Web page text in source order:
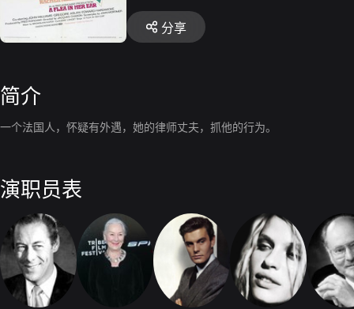
分享
简介
一个法国人，怀疑有外遇，她的律师丈夫，抓他的行为。
演职员表